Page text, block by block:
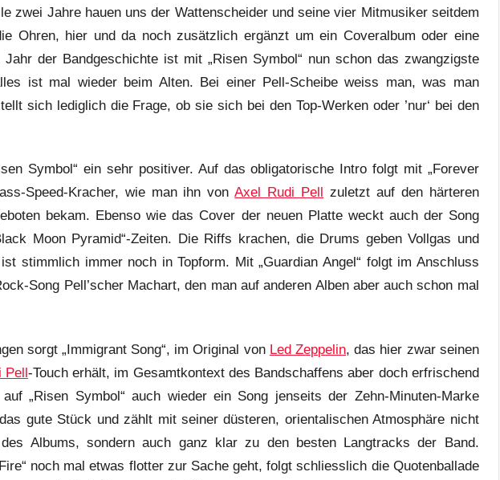
zwei Jahre hauen uns der Wattenscheider und seine vier Mitmusiker seitdem
Ohren, hier und da noch zusätzlich ergänzt um ein Coveralbum oder eine
der Bandgeschichte ist mit „Risen Symbol“ nun schon das zwangzigste
ist mal wieder beim Alten. Bei einer Pell-Scheibe weiss man, was man
sich lediglich die Frage, ob sie sich bei den Top-Werken oder ’nur‘ bei den
Symbol“ ein sehr positiver. Auf das obligatorische Intro folgt mit „Forever
Speed-Kracher, wie man ihn vonAxel Rudi Pell
zuletzt auf den härteren
bekam. Ebenso wie das Cover der neuen Platte weckt auch der Song
Moon Pyramid“-Zeiten. Die Riffs krachen, die Drums geben Vollgas und
stimmlich immer noch in Topform. Mit „Guardian Angel“ folgt im Anschluss
Song Pell’scher Machart, den man auf anderen Alben aber auch schon mal
sorgt „Immigrant Song“, im Original von Led Zeppelin, das hier zwar seinen
Pell-Touch erhält, im Gesamtkontext des Bandschaffens aber doch erfrischend
„Risen Symbol“ auch wieder ein Song jenseits der Zehn-Minuten-Marke
gute Stück und zählt mit seiner düsteren, orientalischen Atmosphäre nicht
Albums, sondern auch ganz klar zu den besten Langtracks der Band.
noch mal etwas flotter zur Sache geht, folgt schliesslich die Quotenballade